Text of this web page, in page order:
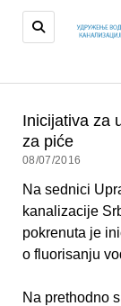
Inicijativa za
za piće
08/07/2016
Na sednici
kanalizacije
pokrenuta je
o fluorisanju
Na prethodno